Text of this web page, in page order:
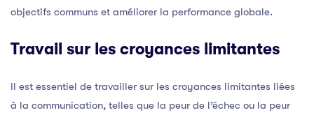
objectifs communs et améliorer la performance globale.
Travail sur les croyances limitantes
Il est essentiel de travailler sur les croyances limitantes liées
à la communication, telles que la peur de l’échec ou la peur